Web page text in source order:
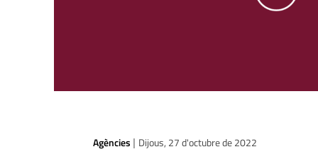
Agències | Dijous, 27 d'octubre de 2022